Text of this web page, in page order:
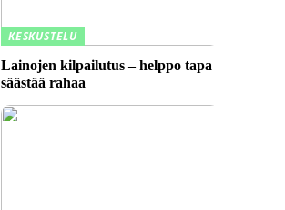
KESKUSTELU
Lainojen kilpailutus – helppo tapa
säästää rahaa